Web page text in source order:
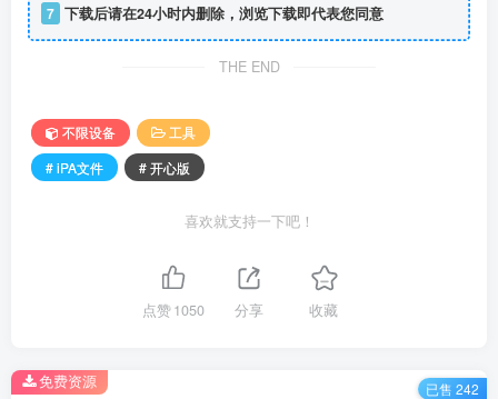
7 下载后请在24小时内删除，浏览下载即代表您同意
THE END
不限设备
工具
# iPA文件
# 开心版
喜欢就支持一下吧！
点赞1050 分享 收藏
免费资源 已售 242